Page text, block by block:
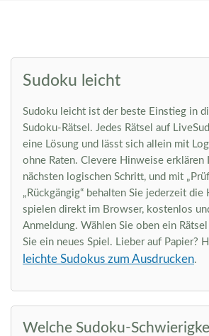
Sudoku leicht
Sudoku leicht ist der beste Einstieg in
Sudoku-Rätsel. Jedes Rätsel auf
eine Lösung und lässt sich allein mit
ohne Raten. Clevere Hinweise erklären
nächsten logischen Schritt, und mit
„Rückgängig“ behalten Sie jederzeit die
spielen direkt im Browser, kostenlos
Anmeldung. Wählen Sie oben ein
Sie ein neues Spiel. Lieber auf Papier?
leichte Sudokus zum Ausdrucken.
Welche Sudoku-